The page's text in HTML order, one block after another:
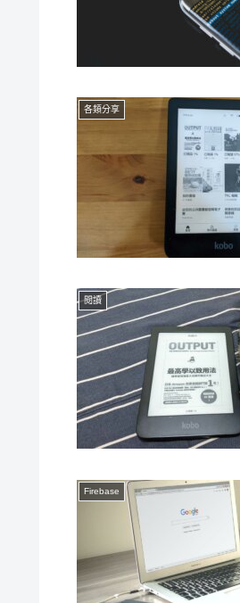
各類分享
閱讀
Firebase